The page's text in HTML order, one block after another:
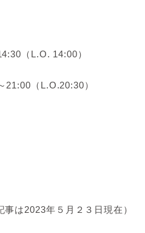
（L.O. 14:00）
（L.O.20:30）
事は2023年５月２３日現在）